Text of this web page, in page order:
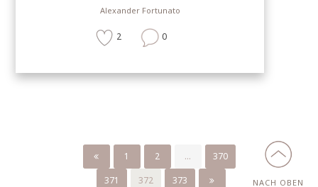
Alexander Fortunato
2 0
1 2 ...
370
371
372 373 NACH OBEN